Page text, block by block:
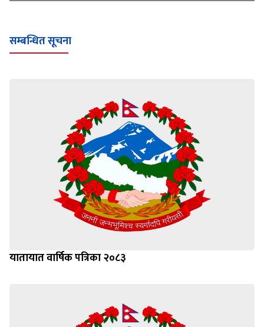
सम्बन्धित सूचना
यातायात वार्षिक पत्रिका २०८३